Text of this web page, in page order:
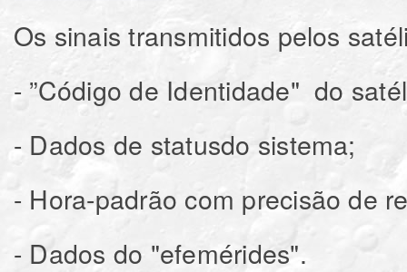
Os sinais transmitidos pelos
- ”Código de Identidade" do
- Dados de statusdo sistema;
- Hora-padrão com precisão de
- Dados do "efemérides".